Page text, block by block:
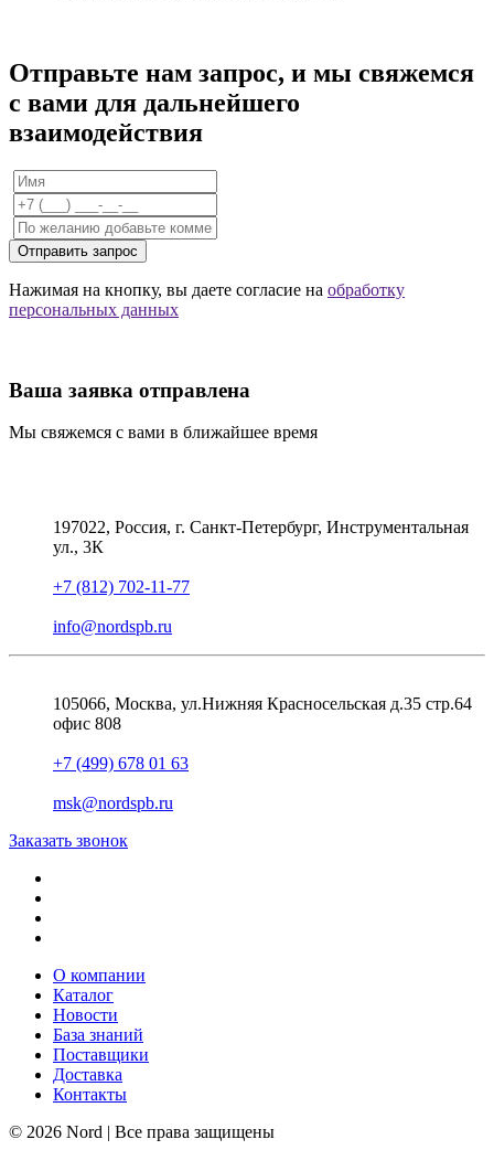
Отправьте нам запрос, и мы свяжемся
с вами для дальнейшего
взаимодействия
Отправить запрос
Нажимая на кнопку, вы даете согласие на обработку
персональных данных
Ваша заявка отправлена
Мы свяжемся с вами в ближайшее время
197022, Россия, г. Санкт-Петербург, Инструментальная
ул., 3К
+7 (812) 702-11-77
info@nordspb.ru
105066, Москва, ул.Нижняя Красносельская д.35 стр.64
офис 808
+7 (499) 678 01 63
msk@nordspb.ru
Заказать звонок
О компании
Каталог
Новости
База знаний
Поставщики
Доставка
Контакты
© 2026 Nord | Все права защищены